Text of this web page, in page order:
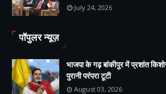
July 24, 2026
पॉपुलर न्यूज़
भाजपा के गढ़ बांकीपुर में प्रशांत
पुरानी परंपरा टूटी
August 03, 2026